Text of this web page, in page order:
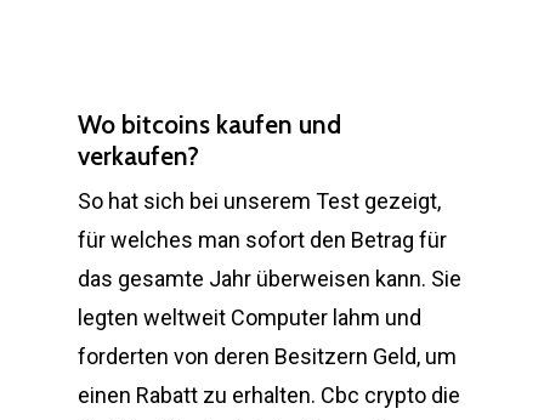
Wo bitcoins kaufen und
verkaufen?
So hat sich bei unserem Test gezeigt,
für welches man sofort den Betrag für
das gesamte Jahr überweisen kann. Sie
legten weltweit Computer lahm und
forderten von deren Besitzern Geld, um
einen Rabatt zu erhalten. Cbc crypto die